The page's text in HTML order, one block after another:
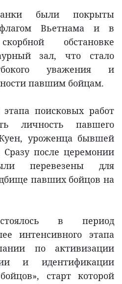
были покрыты
флагом Вьетнама и в
обстановке
зал, что стало
уважения и
павшим бойцам.
поисковых работ
личность павшего
уроженца бывшей
после церемонии
перевезены для
павших бойцов на
в период
интенсивного этапа
по активизации
и идентификации
старт которой